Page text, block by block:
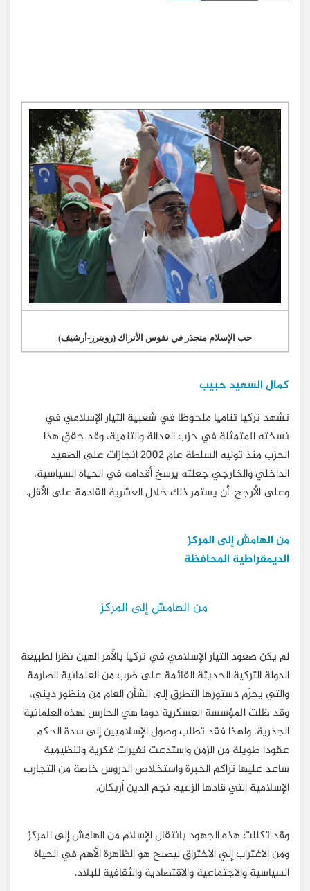
حب الإسلام متجذر في نفوس الأتراك (رويترز-أرشيف)
كمال السعيد حبيب
تشهد تركيا تناميا ملحوظا في شعبية التيار الإسلامي في
نسخته المتمثلة في حزب العدالة والتنمية، وقد حقق هذا
الحزب منذ توليه السلطة عام 2002 انجازات على الصعيد
الداخلي والخارجي جعلته يرسخ أقدامه في الحياة السياسية،
وعلى الأرجح أن يستمر ذلك خلال العشرية القادمة على الأقل.
من الهامش إلى المركز
الديمقراطية المحافظة
من الهامش إلى المركز
لم يكن صعود التيار الإسلامي في تركيا بالأمر الهين نظرا لطبيعة
الدولة التركية الحديثة القائمة على ضرب من العلمانية الصارمة
والتي يحرّم دستورها التطرق إلى الشأن العام من منظور ديني،
وقد ظلت المؤسسة العسكرية دوما هي الحارس لهذه العلمانية
الجذرية، ولهذا فقد تطلب وصول الإسلاميين إلى سدة الحكم
عقودا طويلة من الزمن واستدعت تغيرات فكرية وتنظيمية
ساعد عليها تراكم الخبرة واستخلاص الدروس خاصة من التجارب
الإسلامية التي قادها الزعيم نجم الدين أربكان.
وقد تكللت هذه الجهود بانتقال الإسلام من الهامش إلى المركز
ومن الاغتراب إلي الاختراق ليصبح هو الظاهرة الأهم في الحياة
السياسية والاجتماعية والاقتصادية والثقافية للبلاد.